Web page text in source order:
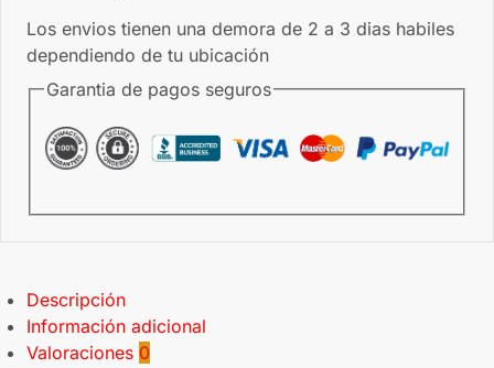
Los envios tienen una demora de 2 a 3 dias habiles
dependiendo de tu ubicación
Garantia de pagos seguros
Descripción
Información adicional
Valoraciones 0